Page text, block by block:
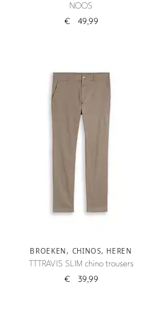
NOOS
€ 49,99
BROEKEN, CHINOS, HEREN
TTTRAVIS SLIM chino trousers
€ 39,99